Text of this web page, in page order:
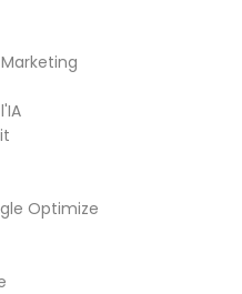
Optimize